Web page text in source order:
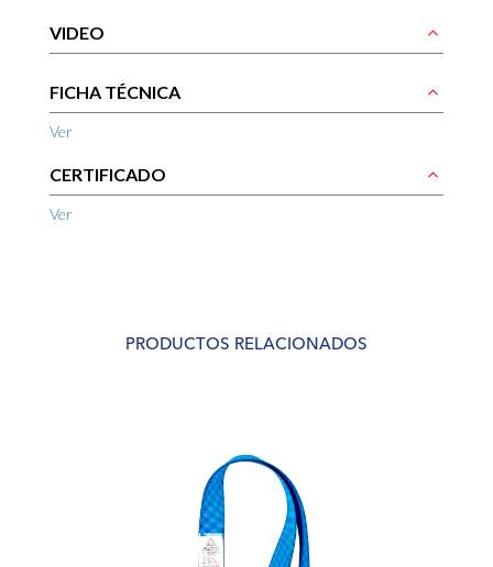
VIDEO
FICHA TÉCNICA
Ver
CERTIFICADO
Ver
PRODUCTOS RELACIONADOS